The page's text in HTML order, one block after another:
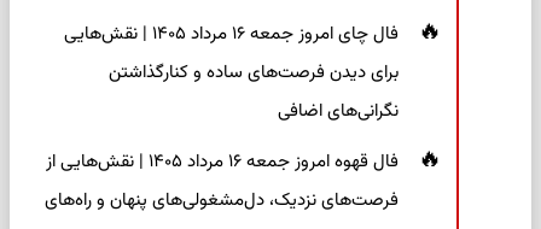
فال چای امروز جمعه ۱۶ مرداد ۱۴۰۵ | نقش‌هایی
برای دیدن فرصت‌های ساده و کنارگذاشتن
نگرانی‌های اضافی
فال قهوه امروز جمعه ۱۶ مرداد ۱۴۰۵ | نقش‌هایی از
فرصت‌های نزدیک، دل‌مشغولی‌های پنهان و راه‌های